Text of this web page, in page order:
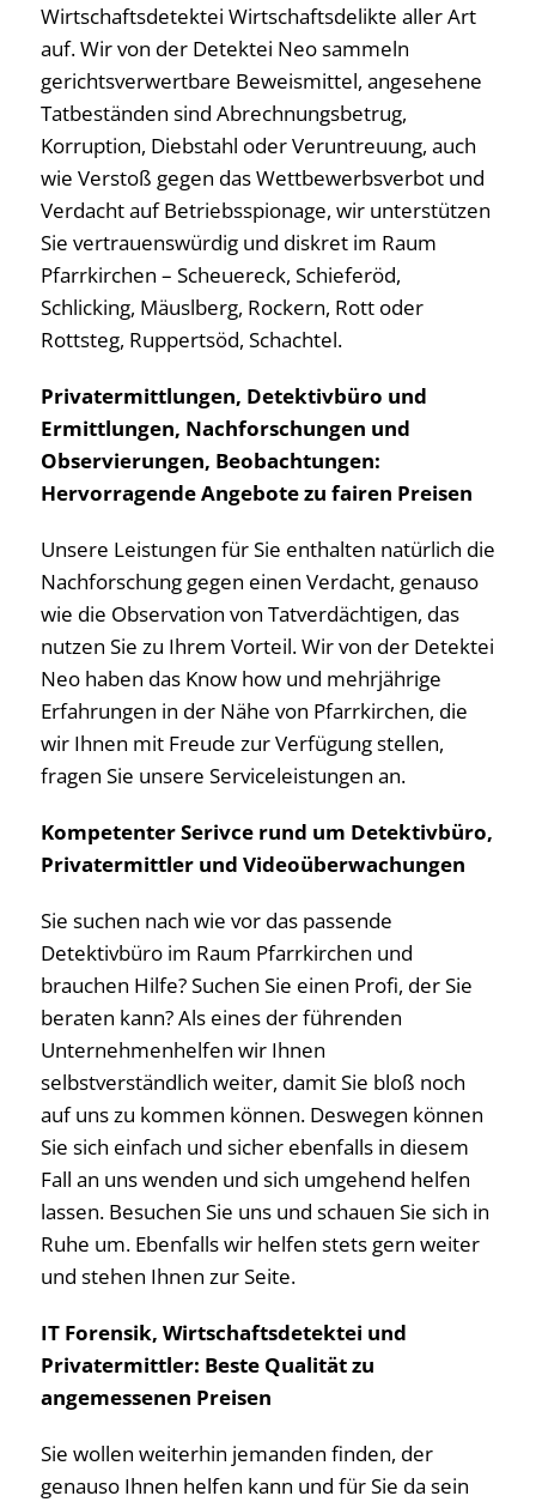
Wirtschaftsdetektei Wirtschaftsdelikte aller Art
auf. Wir von der Detektei Neo sammeln
gerichtsverwertbare Beweismittel, angesehene
Tatbeständen sind Abrechnungsbetrug,
Korruption, Diebstahl oder Veruntreuung, auch
wie Verstoß gegen das Wettbewerbsverbot und
Verdacht auf Betriebsspionage, wir unterstützen
Sie vertrauenswürdig und diskret im Raum
Pfarrkirchen – Scheuereck, Schieferöd,
Schlicking, Mäuslberg, Rockern, Rott oder
Rottsteg, Ruppertsöd, Schachtel.
Privatermittlungen, Detektivbüro und
Ermittlungen, Nachforschungen und
Observierungen, Beobachtungen:
Hervorragende Angebote zu fairen Preisen
Unsere Leistungen für Sie enthalten natürlich die
Nachforschung gegen einen Verdacht, genauso
wie die Observation von Tatverdächtigen, das
nutzen Sie zu Ihrem Vorteil. Wir von der Detektei
Neo haben das Know how und mehrjährige
Erfahrungen in der Nähe von Pfarrkirchen, die
wir Ihnen mit Freude zur Verfügung stellen,
fragen Sie unsere Serviceleistungen an.
Kompetenter Serivce rund um Detektivbüro,
Privatermittler und Videoüberwachungen
Sie suchen nach wie vor das passende
Detektivbüro im Raum Pfarrkirchen und
brauchen Hilfe? Suchen Sie einen Profi, der Sie
beraten kann? Als eines der führenden
Unternehmenhelfen wir Ihnen
selbstverständlich weiter, damit Sie bloß noch
auf uns zu kommen können. Deswegen können
Sie sich einfach und sicher ebenfalls in diesem
Fall an uns wenden und sich umgehend helfen
lassen. Besuchen Sie uns und schauen Sie sich in
Ruhe um. Ebenfalls wir helfen stets gern weiter
und stehen Ihnen zur Seite.
IT Forensik, Wirtschaftsdetektei und
Privatermittler: Beste Qualität zu
angemessenen Preisen
Sie wollen weiterhin jemanden finden, der
genauso Ihnen helfen kann und für Sie da sein